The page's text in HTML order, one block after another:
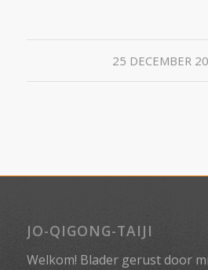
25 DECEMBER
/
JO-QIGONG-TAIJI
Welkom! Blader gerust door